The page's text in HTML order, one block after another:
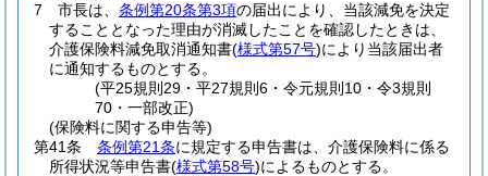
7
市長は、 条例第20条第3項の届出により、当該減免を決定
することとなった理由が消滅したことを確認したときは、
介護保険料減免取消通知書(様式第57号)により当該届出者
に通知するものとする。
(平25規則29・平27規則6・令元規則10・令3規則
70・一部改正)
(保険料に関する申告等)
第41条
条例第21条に規定する申告書は、介護保険料に係る
所得状況等申告書(様式第58号)によるものとする。